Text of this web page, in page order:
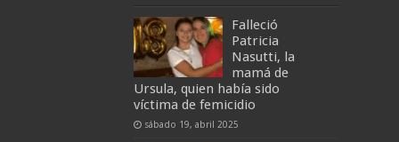
Falleció
Patricia
Nasutti, la
mamá de
Ursula, quien había sido
víctima de femicidio
sábado 19, abril 2025